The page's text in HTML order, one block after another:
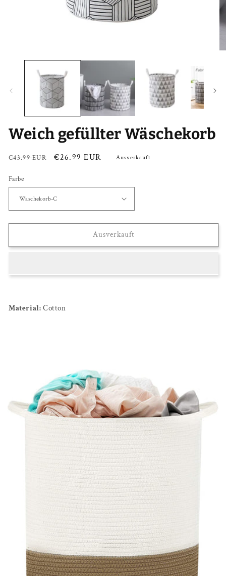
Weich gefüllter Wäschekorb
Normaler
€43.99 EUR Verkaufspreis
€26.99 EUR Ausverkauft
Farbe
Ausverkauft
Material: Cotton